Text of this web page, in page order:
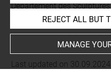
Département des
Last updated on 30.09.2024
REJECT ALL BUT
MANAGE